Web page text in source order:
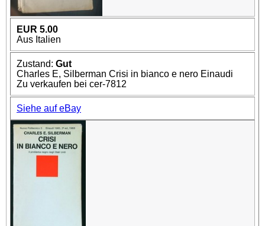
EUR 5.00
Aus Italien
Zustand: Gut
Charles E, Silberman Crisi in bianco e nero Einaudi
Zu verkaufen bei cer-7812
Siehe auf eBay